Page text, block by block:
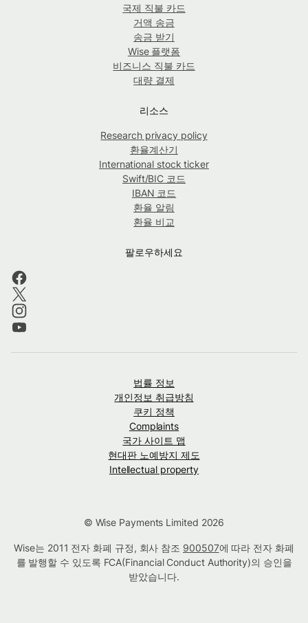
국제 직불 카드
거액 송금
송금 받기
Wise 플랫폼
비즈니스 직불 카드
대량 결제
리소스
Research privacy policy
환율계산기
International stock ticker
Swift/BIC 코드
IBAN 코드
환율 알림
환율 비교
팔로우하세요
법률 정보
개인정보 취급방침
쿠키 정책
Complaints
국가 사이트 맵
현대판 노예방지 제도
Intellectual property
© Wise Payments Limited 2026
Wise는 2011 전자 화폐 규정, 회사 참조 900507에 따라 전자 화폐
를 발행할 수 있도록 FCA(Financial Conduct Authority)의 승인을
받았습니다.